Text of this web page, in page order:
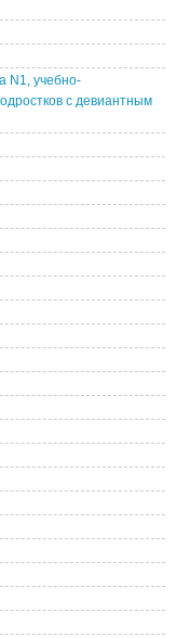
N1, учебно-
с девиантным